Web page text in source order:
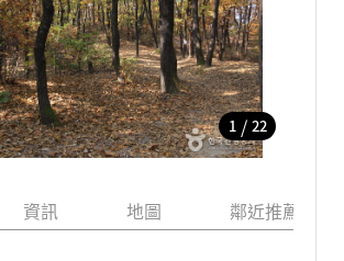
1 / 22
資訊 地圖 鄰近推薦景點